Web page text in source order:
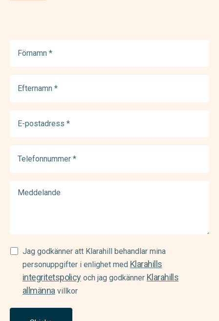
(Required)
(Required)
postadress
(Required)
Samtycke
(Required)
Jag godkänner att Klarahill behandlar mina
personuppgifter i enlighet med Klarahills
integritetspolicyoch jag godkänner Klarahills
allmännavillkor